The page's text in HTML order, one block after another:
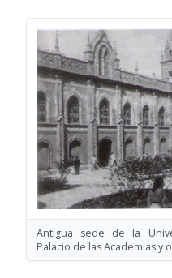
Antigua sede de la
Palacio de las Academias y